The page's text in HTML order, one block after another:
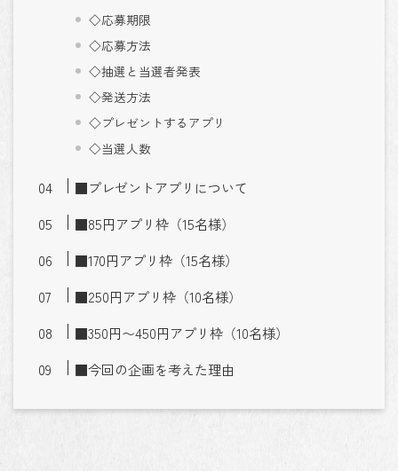
◇応募期限
◇応募方法
◇抽選と当選者発表
◇発送方法
◇プレゼントするアプリ
◇当選人数
■プレゼントアプリについて
■85円アプリ枠（15名様）
■170円アプリ枠（15名様）
■250円アプリ枠（10名様）
■350円〜450円アプリ枠（10名様）
■今回の企画を考えた理由